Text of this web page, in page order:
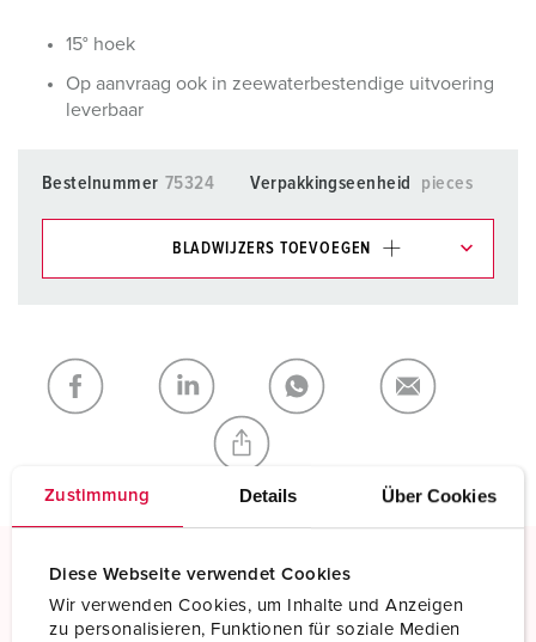
Zustimmung Details Über Cookies
Diese Webseite verwendet Cookies
Wir verwenden Cookies, um Inhalte und Anzeigen
zu personalisieren, Funktionen für soziale Medien
15° hoek
Op aanvraag ook in zeewaterbestendige uitvoering
leverbaar
Bestelnummer 75324 Verpakkingseenheid pieces
BLADWIJZERS TOEVOEGEN
Mijn lijst TOEVOEGEN
NIEUW LIJST MAKEN
Schroefklemmen
Standaard schroefklemmen